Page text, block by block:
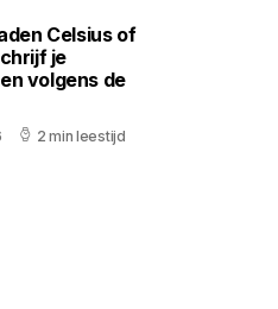
Celsius of
je
volgens de
2 min leestijd